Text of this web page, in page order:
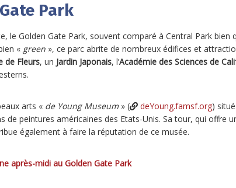
Park
le Golden Gate Park, souvent comparé à Central Park bien
« green », ce parc abrite de nombreux édifices et
de Fleurs, un Jardin Japonais, l’Académie des Sciences de
arts « de Young Museum» ( deYoung.famsf.org)
de peintures américaines des Etats-Unis. Sa tour, qui offre
également à faire la réputation de ce musée.
après-midi au Golden Gate Park